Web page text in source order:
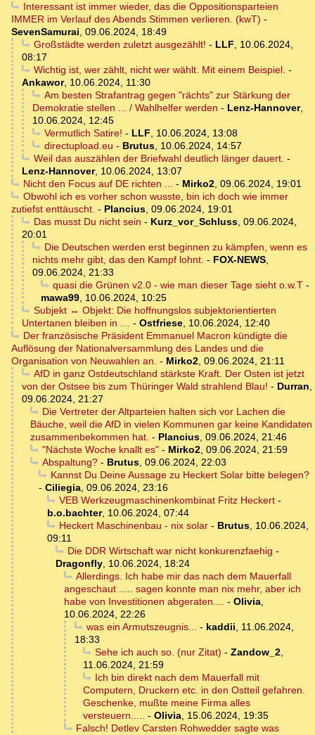
Interessant ist immer wieder, das die Oppositionsparteien
IMMER im Verlauf des Abends Stimmen verlieren. (kwT) -
SevenSamurai, 09.06.2024, 18:49
Großstädte werden zuletzt ausgezählt! - LLF, 10.06.2024,
08:17
Wichtig ist, wer zählt, nicht wer wählt. Mit einem Beispiel. -
Ankawor, 10.06.2024, 11:30
Am besten Strafantrag gegen "rächts" zur Stärkung der
Demokratie stellen ... / Wahlhelfer werden - Lenz-Hannover,
10.06.2024, 12:45
Vermutlich Satire! - LLF, 10.06.2024, 13:08
directupload.eu - Brutus, 10.06.2024, 14:57
Weil das auszählen der Briefwahl deutlich länger dauert. -
Lenz-Hannover, 10.06.2024, 13:07
Nicht den Focus auf DE richten ... - Mirko2, 09.06.2024, 19:01
Obwohl ich es vorher schon wusste, bin ich doch wie immer
zutiefst enttäuscht. - Plancius, 09.06.2024, 19:01
Das musst Du nicht sein - Kurz_vor_Schluss, 09.06.2024,
20:01
Die Deutschen werden erst beginnen zu kämpfen, wenn es
nichts mehr gibt, das den Kampf lohnt. - FOX-NEWS,
09.06.2024, 21:33
quasi die Grünen v2.0 - wie man dieser Tage sieht o.w.T-
mawa99, 10.06.2024, 10:25
Subjekt ↔ Objekt: Die hoffnungslos subjektorientierten
Untertanen bleiben in … - Ostfriese, 10.06.2024, 12:40
Der französische Präsident Emmanuel Macron kündigte die
Auflösung der Nationalversammlung des Landes und die
Organisation von Neuwahlen an. - Mirko2, 09.06.2024, 21:11
AfD in ganz Ostdeutschland stärkste Kraft. Der Osten ist jetzt
von der Ostsee bis zum Thüringer Wald strahlend Blau! - Durran,
09.06.2024, 21:27
Die Vertreter der Altparteien halten sich vor Lachen die
Bäuche, weil die AfD in vielen Kommunen gar keine Kandidaten
zusammenbekommen hat. - Plancius, 09.06.2024, 21:46
"Nächste Woche knallt es"- Mirko2, 09.06.2024, 21:59
Abspaltung?- Brutus, 09.06.2024, 22:03
Kannst Du Deine Aussage zu Heckert Solar bitte belegen?
- Ciliegia, 09.06.2024, 23:16
VEB Werkzeugmaschinenkombinat Fritz Heckert-
b.o.bachter, 10.06.2024, 07:44
Heckert Maschinenbau - nix solar- Brutus, 10.06.2024,
09:11
Die DDR Wirtschaft war nicht konkurenzfaehig -
Dragonfly, 10.06.2024, 18:24
Allerdings. Ich habe mir das nach dem Mauerfall
angeschaut ..... sagen konnte man nix mehr, aber ich
habe von Investitionen abgeraten.... - Olivia,
10.06.2024, 22:26
was ein Armutszeugnis... - kaddii, 11.06.2024,
18:33
Sehe ich auch so. (nur Zitat) - Zandow_2,
11.06.2024, 21:59
Ich bin direkt nach dem Mauerfall mit
Computern, Druckern etc. in den Ostteil gefahren.
Geschenke, mußte meine Firma alles
versteuern..... - Olivia, 15.06.2024, 19:35
Falsch! Detlev Carsten Rohwedder sagte was